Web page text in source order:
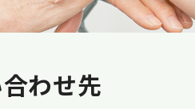
わせ先